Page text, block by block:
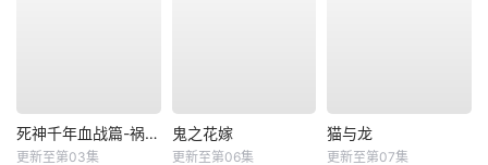
死神千年血战篇-祸进谭-
更新至第03集
鬼之花嫁
更新至第06集
猫与龙
更新至第07集